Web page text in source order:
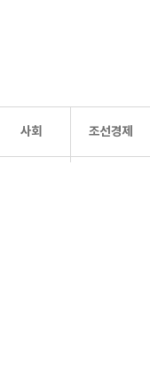
사회 조선경제